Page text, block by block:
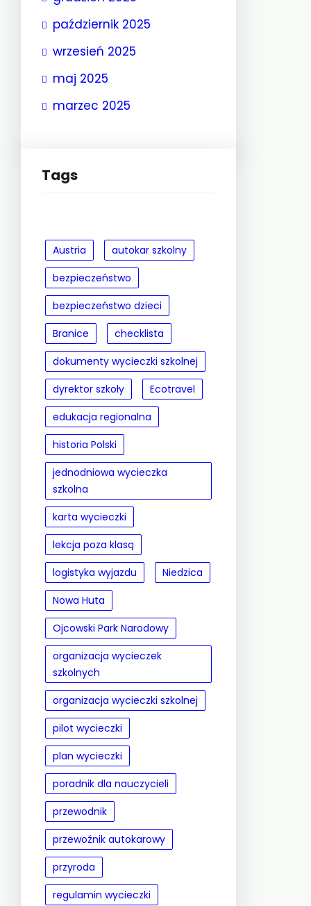
październik 2025
wrzesień 2025
maj 2025
marzec 2025
Tags
Austria
autokar szkolny
bezpieczeństwo
bezpieczeństwo dzieci
Branice
checklista
dokumenty wycieczki szkolnej
dyrektor szkoły
Ecotravel
edukacja regionalna
historia Polski
jednodniowa wycieczka
szkolna
karta wycieczki
lekcja poza klasą
logistyka wyjazdu
Niedzica
Nowa Huta
Ojcowski Park Narodowy
organizacja wycieczek
szkolnych
organizacja wycieczki szkolnej
pilot wycieczki
plan wycieczki
poradnik dla nauczycieli
przewodnik
przewoźnik autokarowy
przyroda
regulamin wycieczki